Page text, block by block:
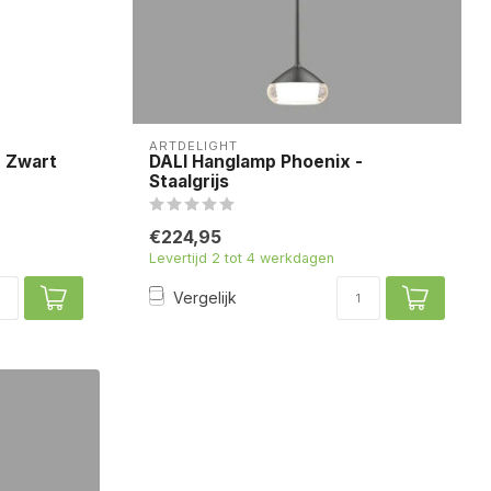
Zwart
ARTDELIGHT
DALI Hanglamp Phoenix -
Staalgrijs
€224,95
Levertijd 2 tot 4 werkdagen
Vergelijk